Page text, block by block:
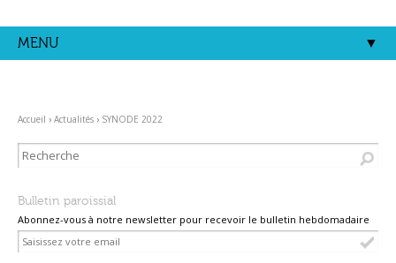
contenu.
|
MENU
Accueil › Actualités › SYNODE 2022
Bulletin paroissial
Abonnez-vous à notre newsletter pour recevoir le bulletin hebdomadaire